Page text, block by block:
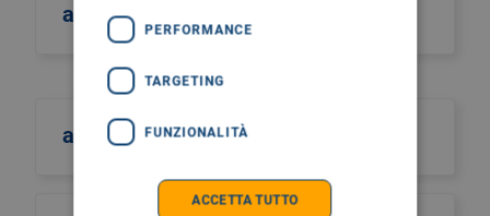
aiutiamo il burundi
albano
PERFORMANCE
TARGETING
FUNZIONALITÀ
ACCETTA TUTTO